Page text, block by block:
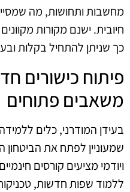
מחשבות ותחושות, מה
חיובית. ישנם מקורות
כך שניתן להתחיל בקלות
פיתוח כישורים
משאבים פתוחים
בעידן המודרני, כלים
שמעוניין לפתח את
ויודמי מציעים קורסים
ללמוד שפות חדשות, טכניקות